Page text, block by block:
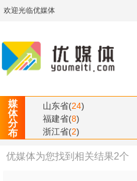
欢迎光临优媒体
媒
体
分
布
山东省(24)
福建省(8)
浙江省(2)
优媒体为您找到相关结果2个